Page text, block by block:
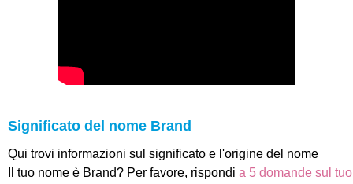
Significato del nome Brand
Qui trovi informazioni sul significato e l'origine del nome
Il tuo nome è Brand? Per favore, rispondi a 5 domande sul tuo